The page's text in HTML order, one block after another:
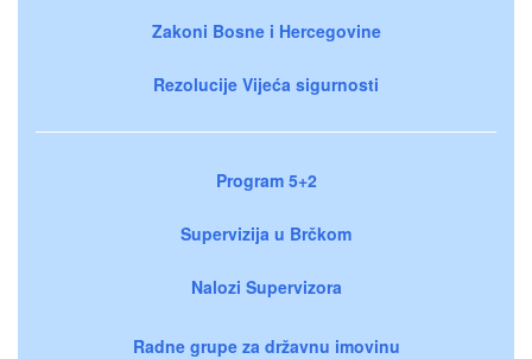
Zakoni Bosne i Hercegovine
Rezolucije Vijeća sigurnosti
Program 5+2
Supervizija u Brčkom
Nalozi Supervizora
Radne grupe za državnu imovinu